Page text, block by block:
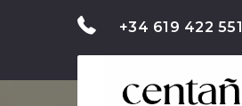
+34 619 422 551